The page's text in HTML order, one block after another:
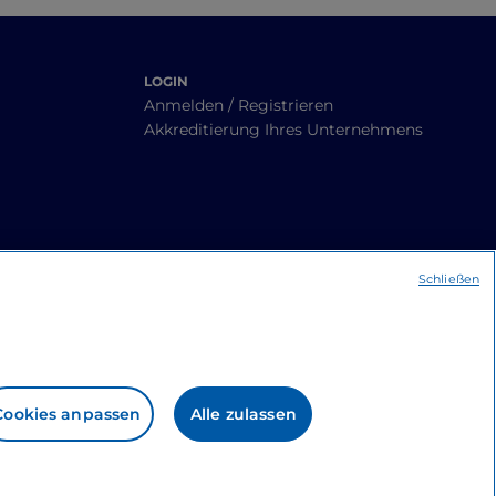
LOGIN
Anmelden / Registrieren
Akkreditierung Ihres Unternehmens
anpassen Alle zulassen
Schließen